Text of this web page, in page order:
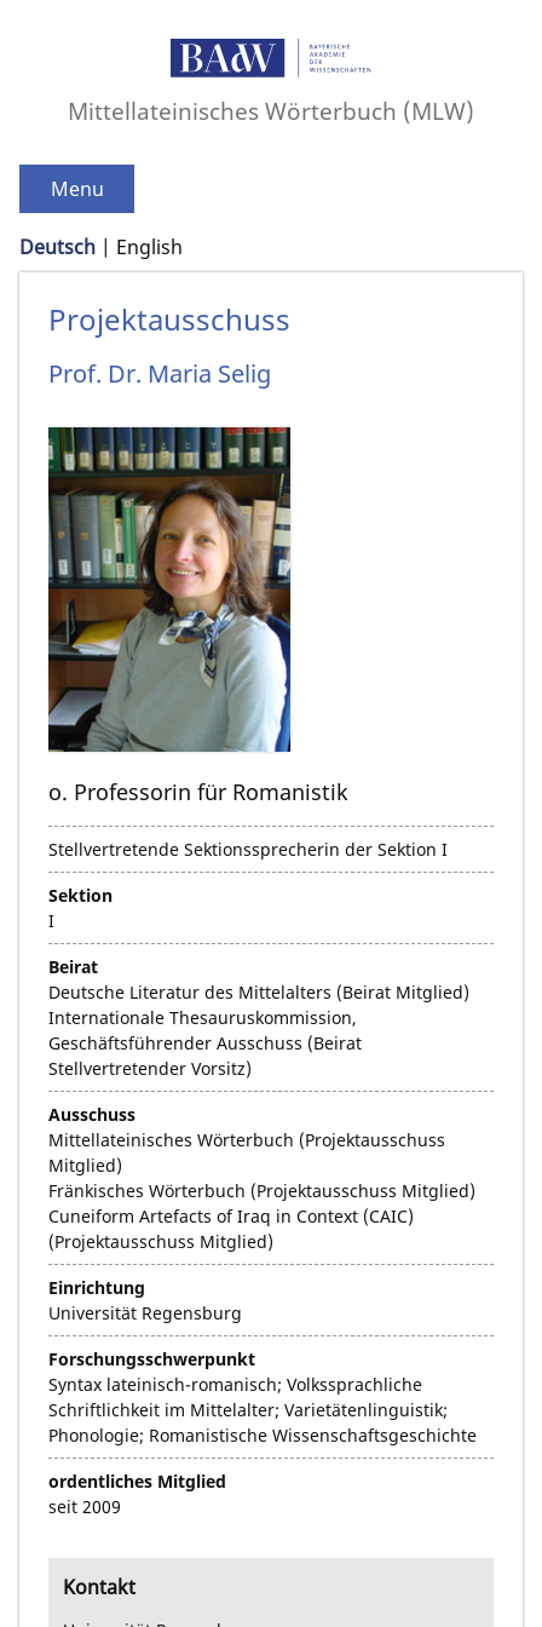
Mittellateinisches Wörterbuch (MLW)
Menu
Deutsch English
Projektausschuss
Prof. Dr. Maria Selig
o. Professorin für Romanistik
Stellvertretende Sektionssprecherin der Sektion I
Sektion
I
Beirat
Deutsche Literatur des Mittelalters (Beirat Mitglied)
Internationale Thesauruskommission,
Geschäftsführender Ausschuss (Beirat
Stellvertretender Vorsitz)
Ausschuss
Mittellateinisches Wörterbuch (Projektausschuss
Mitglied)
Fränkisches Wörterbuch (Projektausschuss Mitglied)
Cuneiform Artefacts of Iraq in Context (CAIC)
(Projektausschuss Mitglied)
Einrichtung
Universität Regensburg
Forschungsschwerpunkt
Syntax lateinisch-romanisch; Volkssprachliche
Schriftlichkeit im Mittelalter; Varietätenlinguistik;
Phonologie; Romanistische Wissenschaftsgeschichte
ordentliches Mitglied
seit 2009
Kontakt